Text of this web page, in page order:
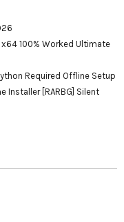
100% Worked Ultimate
Required Offline Setup
Installer [RARBG] Silent